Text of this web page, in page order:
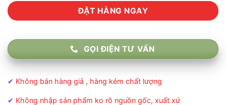
ĐẶT HÀNG NGAY
GỌI ĐIỆN TƯ VẤN
✔ Không bán hàng giả , hàng kém chất lượng
✔ Không nhập sản phẩm ko rõ nguồn gốc, xuất xứ